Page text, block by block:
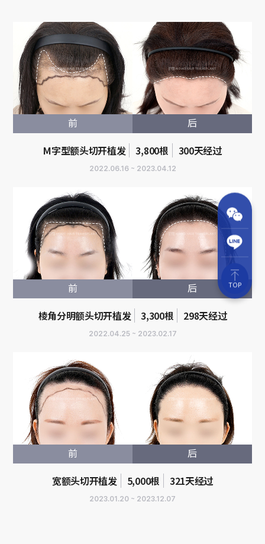
前 后
M字型额头切开植发 3,800根 300天经过
2022.06.16 ~ 2023.04.12
前 后
棱角分明额头切开植发 3,300根 298天经过
2022.04.25 ~ 2023.02.17
前 后
宽额头切开植发 5,000根 321天经过
2023.01.20 ~ 2023.12.07
TOP